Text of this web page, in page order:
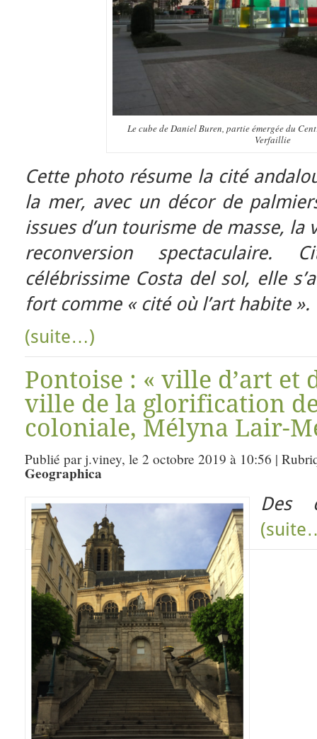
Le cube de Daniel Buren, partie émergée du
Verfaillie
Cette photo résume la cité
la mer, avec un décor de
issues d’un tourisme de masse, la
reconversion
célébrissime Costa del sol, elle
fort comme « cité où l’art habite ».
(suite…)
Pontoise : « ville d’art et
ville de la glorification
coloniale, Mélyna Lair-
Publié par j.viney, le 2 octobre 2019 à 10:56 |
Geographica
Des